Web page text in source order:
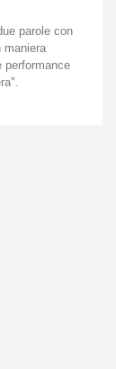
parole con
maniera
performance